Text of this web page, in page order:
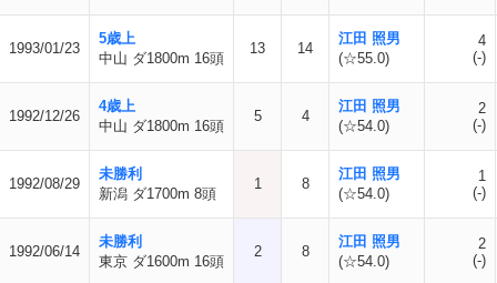
1993/01/23
5歳上
中山 ダ1800m 16頭
13 14
江田 照男
(☆55.0)
4
(-)
1992/12/26
4歳上
中山 ダ1800m 16頭
5 4
江田 照男
(☆54.0)
2
(-)
1992/08/29
未勝利
新潟 ダ1700m 8頭
1 8
江田 照男
(☆54.0)
1
(-)
1992/06/14
未勝利
東京 ダ1600m 16頭
2 8
江田 照男
(☆54.0)
2
(-)